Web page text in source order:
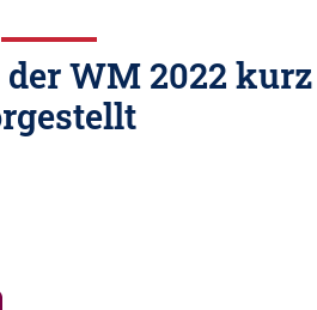
der WM 2022 kurz